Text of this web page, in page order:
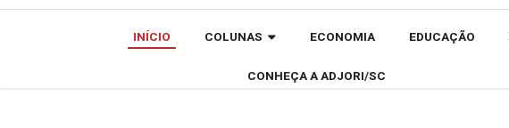
Cidadãos
fortalece
INÍCIO COLUNAS ECONOMIA EDUCAÇÃO
CONHEÇA A ADJORI/SC